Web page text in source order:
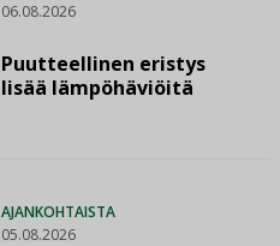
06.08.2026
Puutteellinen eristys
lisää lämpöhäviöitä
AJANKOHTAISTA
05.08.2026